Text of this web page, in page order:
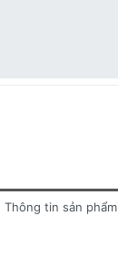
Thông tin sản phẩm